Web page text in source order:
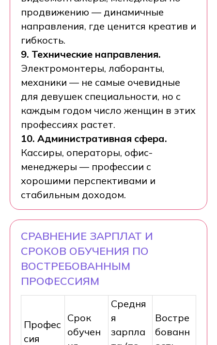
продвижению — динамичные
направления, где ценится креатив и
гибкость.
9. Технические направления.
Электромонтеры, лаборанты,
механики — не самые очевидные
для девушек специальности, но с
каждым годом число женщин в этих
профессиях растет.
10. Административная сфера.
Кассиры, операторы, офис-
менеджеры — профессии с
хорошими перспективами и
стабильным доходом.
СРАВНЕНИЕ ЗАРПЛАТ И
СРОКОВ ОБУЧЕНИЯ ПО
ВОСТРЕБОВАННЫМ
ПРОФЕССИЯМ
Профес
сия
Срок
обучен
Средня
я
зарпла
Востре
бованн